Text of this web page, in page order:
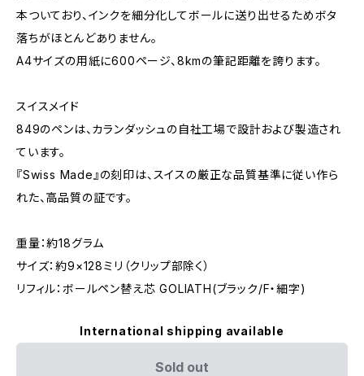
本ついており、インクを細分化してボールに送り出せるためボタ
落ちがほとんどありません。
A4サイズの用紙に600ページ、8kmの筆記距離を誇ります。
スイスメイド
849のペンは、カランダッシュの自社工場で設計および製造され
ています。
『Swiss Made』の刻印は、スイスの厳正な品質基準に従い作ら
れた、高品質の証です。
重量：約18グラム
サイズ：約9×128ミリ（クリップ部除く）
リフィル：ボールペン替え芯 GOLIATH(ブラック/F・細字)
International shipping available
Sold out